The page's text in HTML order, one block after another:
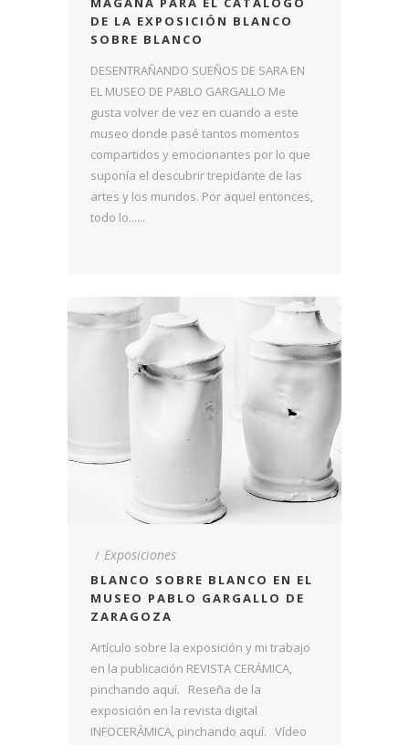
DE LA EXPOSICIÓN BLANCO
SOBRE BLANCO
DESENTRAÑANDO SUEÑOS DE SARA EN
EL MUSEO DE PABLO GARGALLO Me
gusta volver de vez en cuando a este
museo donde pasé tantos momentos
compartidos y emocionantes por lo que
suponía el descubrir trepidante de las
artes y los mundos. Por aquel entonces,
todo lo......
Exposiciones
BLANCO SOBRE BLANCO EN EL
MUSEO PABLO GARGALLO DE
ZARAGOZA
Artículo sobre la exposición y mi trabajo
en la publicación REVISTA CERÁMICA,
pinchando aquí. Reseña de la
exposición en la revista digital
INFOCERÁMICA, pinchando aquí. Vídeo